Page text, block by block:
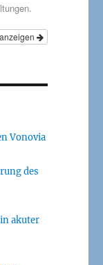
Vonovia
des
akuter